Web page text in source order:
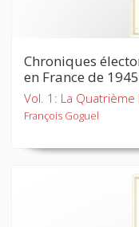
Chroniques
en France de
Vol. 1: La
François Goguel